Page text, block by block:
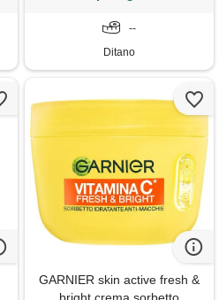
--
Ditano
GARNIER skin active fresh &